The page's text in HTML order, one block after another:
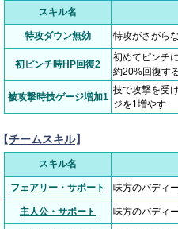
スキル名
特攻ダウン無効 特攻がさがら
初ピンチ時HP回復2
初めてピンチ
約20%回復す
被攻撃時技ゲージ増加1
技で攻撃を受
ジを1増やす
チームスキル】
スキル名
フェアリー・サポート 味方のバディ
主人公・サポート 味方のバディ